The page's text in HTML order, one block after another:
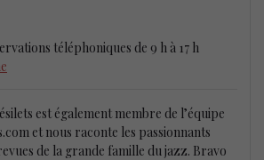
téléphoniques de 9 h à 17 h
est également membre de l’équipe
et nous raconte les passionnants
de la grande famille du jazz. Bravo